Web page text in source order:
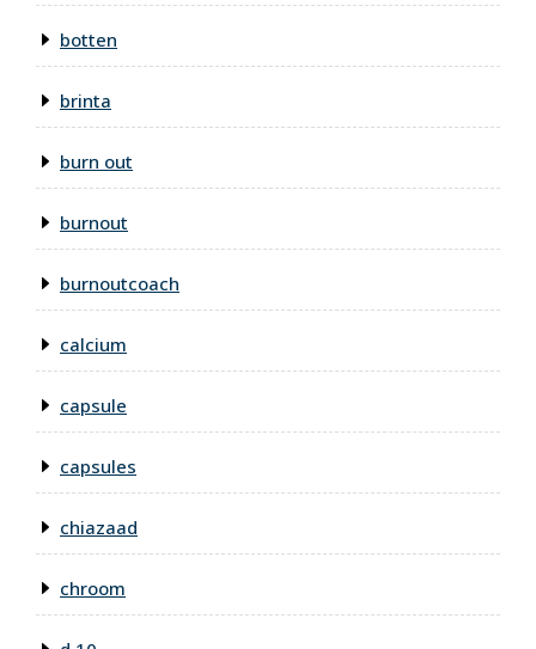
botten
brinta
burn out
burnout
burnoutcoach
calcium
capsule
capsules
chiazaad
chroom